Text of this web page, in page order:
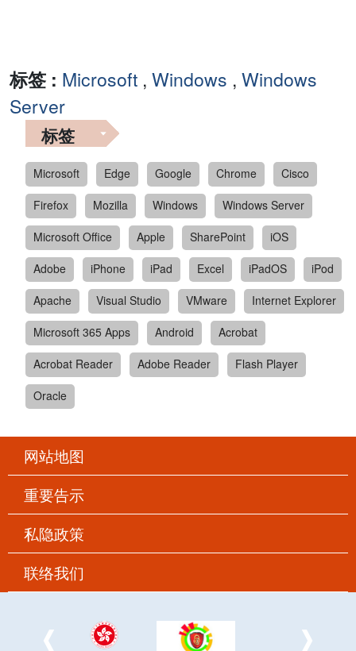
标签 : Microsoft , Windows , Windows
Server
标签
Microsoft Edge Google Chrome
Cisco
Firefox
Mozilla Windows
Windows Server
Microsoft Office
Apple SharePoint
iOS
Adobe
iPhone iPad Excel iPadOS
iPod
Apache
Visual Studio VMware
Internet Explorer
Microsoft 365 Apps
Android
Acrobat
Acrobat Reader
Adobe Reader
Flash Player
Oracle
网站地图
重要告示
私隐政策
联络我们